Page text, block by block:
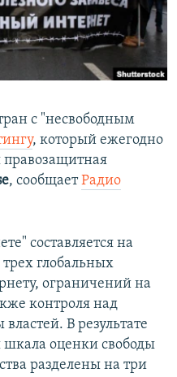
с "несвободным
, который ежегодно
, сообщаетРадио
составляется на
глобальных
ограничений на
контроля над
В результате
шкала оценки свободы
разделены на три